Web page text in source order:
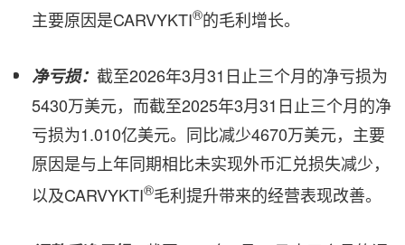
主要原因是CARVYKTI®的毛利增长。
净亏损： 截至2026年3月31日止三个月的净亏损为
5430万美元，而截至2025年3月31日止三个月的净
亏损为1.010亿美元。同比减少4670万美元，主要
原因是与上年同期相比未实现外币汇兑损失减少，
以及CARVYKTI®毛利提升带来的经营表现改善。